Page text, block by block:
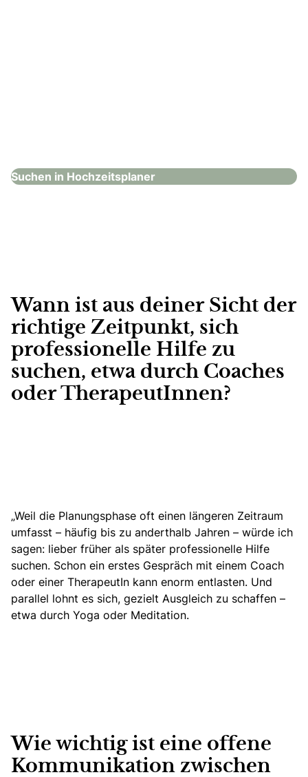
Suchen in Hochzeitsplaner
Wann ist aus deiner Sicht der
richtige Zeitpunkt, sich
professionelle Hilfe zu
suchen, etwa durch Coaches
oder TherapeutInnen?
„Weil die Planungsphase oft einen längeren Zeitraum
umfasst – häufig bis zu anderthalb Jahren – würde ich
sagen: lieber früher als später professionelle Hilfe
suchen. Schon ein erstes Gespräch mit einem Coach
oder einer TherapeutIn kann enorm entlasten. Und
parallel lohnt es sich, gezielt Ausgleich zu schaffen –
etwa durch Yoga oder Meditation.
Wie wichtig ist eine offene
Kommunikation zwischen